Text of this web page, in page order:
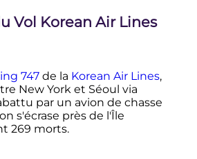
Vol Korean Air Lines
747de la Korean Air Lines,
New York et Séoul via
par un avion de chasse
s'écrase près de l'Île
269 morts.